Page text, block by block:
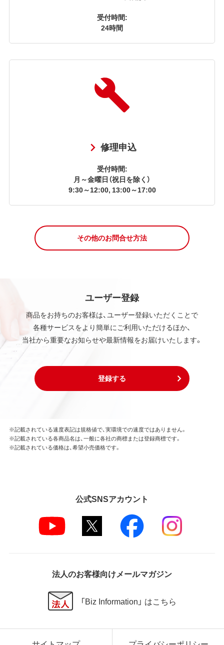
受付時間:
24時間
修理申込
受付時間:
月～金曜日（祝日を除く）
9:30～12:00, 13:00～17:00
その他のお問合せ方法
ユーザー登録
商品をお持ちのお客様は、ユーザー登録いただくことで
各種サービスをより簡単にご利用いただけるほか、
当社から重要なお知らせや最新情報をお届けいたします。
登録する
※記載されている速度表記は規格値で、実環境での速度ではありません。
※記載されている各商品名は、一般に各社の商標または登録商標です。
※記載されている価格は、希望小売価格です。
公式SNSアカウント
法人のお客様向けメールマガジン
「Biz Information」 はこちら